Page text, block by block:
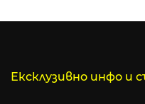
Ексклузивно инфо и